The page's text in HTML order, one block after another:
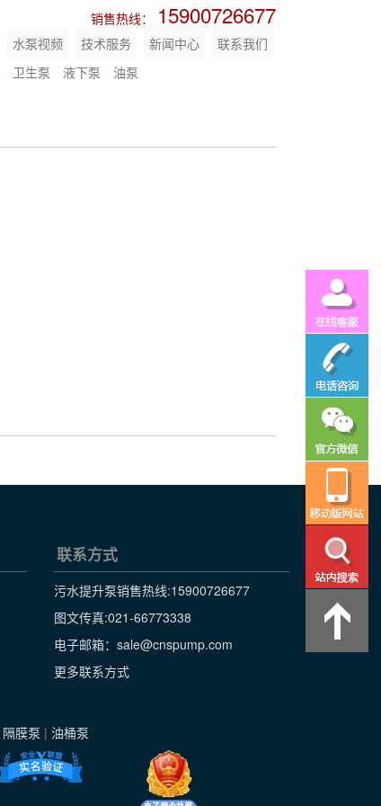
销售热线： 15900726677
水泵视频 技术服务 新闻中心
联系我们
卫生泵 液下泵 油泵
联系方式
污水提升泵销售热线:15900726677
图文传真:021-66773338
电子邮箱：sale@cnspump.com
更多联系方式
隔膜泵 | 油桶泵